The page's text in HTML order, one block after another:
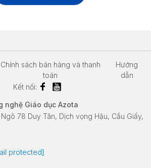
Chính sách bán hàng và thanh
toán
Hướng
dẫn
Kết nối:
nghệ Giáo dục Azota
78 Duy Tân, Dịch vọng Hậu, Cầu Giấy,
protected]